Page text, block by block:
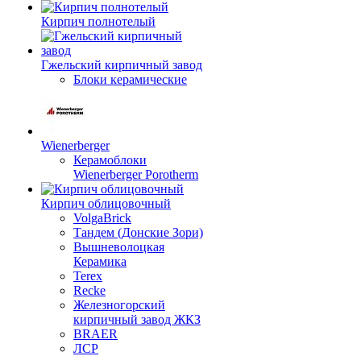
Кирпич полнотелый
Гжельский кирпичный завод
Блоки керамические
Wienerberger
Керамоблоки
Wienerberger Porotherm
Кирпич облицовочный
VolgaBrick
Тандем (Донские Зори)
Вышневолоцкая
Керамика
Terex
Recke
Железногорский
кирпичный завод ЖКЗ
BRAER
ЛСР